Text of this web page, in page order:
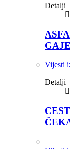
Detalji
Vijesti
Detalji